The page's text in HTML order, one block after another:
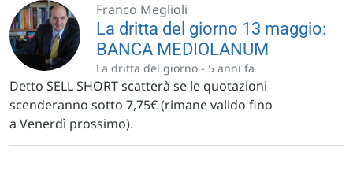
Franco Meglioli
La dritta del giorno 13 maggio:
BANCA MEDIOLANUM
La dritta del giorno - 5 anni fa
Detto SELL SHORT scatterà se le quotazioni
scenderanno sotto 7,75€ (rimane valido fino
a Venerdì prossimo).